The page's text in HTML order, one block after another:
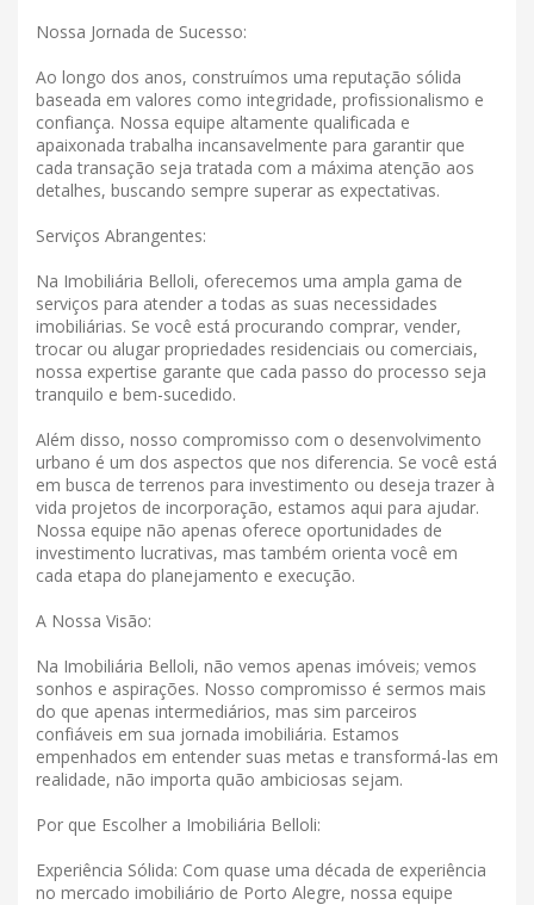
Nossa Jornada de Sucesso:
Ao longo dos anos, construímos uma reputação sólida
baseada em valores como integridade, profissionalismo e
confiança. Nossa equipe altamente qualificada e
apaixonada trabalha incansavelmente para garantir que
cada transação seja tratada com a máxima atenção aos
detalhes, buscando sempre superar as expectativas.
Serviços Abrangentes:
Na Imobiliária Belloli, oferecemos uma ampla gama de
serviços para atender a todas as suas necessidades
imobiliárias. Se você está procurando comprar, vender,
trocar ou alugar propriedades residenciais ou comerciais,
nossa expertise garante que cada passo do processo seja
tranquilo e bem-sucedido.
Além disso, nosso compromisso com o desenvolvimento
urbano é um dos aspectos que nos diferencia. Se você está
em busca de terrenos para investimento ou deseja trazer à
vida projetos de incorporação, estamos aqui para ajudar.
Nossa equipe não apenas oferece oportunidades de
investimento lucrativas, mas também orienta você em
cada etapa do planejamento e execução.
A Nossa Visão:
Na Imobiliária Belloli, não vemos apenas imóveis; vemos
sonhos e aspirações. Nosso compromisso é sermos mais
do que apenas intermediários, mas sim parceiros
confiáveis ​​em sua jornada imobiliária. Estamos
empenhados em entender suas metas e transformá-las em
realidade, não importa quão ambiciosas sejam.
Por que Escolher a Imobiliária Belloli:
Experiência Sólida: Com quase uma década de experiência
no mercado imobiliário de Porto Alegre, nossa equipe